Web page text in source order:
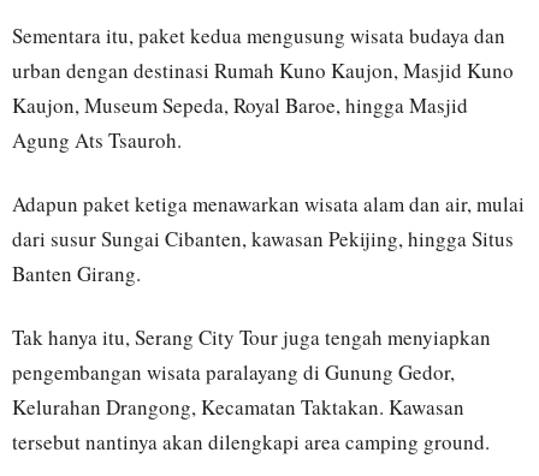
Sementara itu, paket kedua mengusung wisata budaya dan
urban dengan destinasi Rumah Kuno Kaujon, Masjid Kuno
Kaujon, Museum Sepeda, Royal Baroe, hingga Masjid
Agung Ats Tsauroh.
Adapun paket ketiga menawarkan wisata alam dan air, mulai
dari susur Sungai Cibanten, kawasan Pekijing, hingga Situs
Banten Girang.
Tak hanya itu, Serang City Tour juga tengah menyiapkan
pengembangan wisata paralayang di Gunung Gedor,
Kelurahan Drangong, Kecamatan Taktakan. Kawasan
tersebut nantinya akan dilengkapi area camping ground.